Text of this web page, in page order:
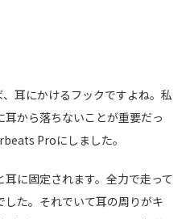
耳にかけるフックですよね。私
から落ちないことが重要だっ
Proにしました。
に固定されます。全力で走って
た。それでいて耳の周りがキ